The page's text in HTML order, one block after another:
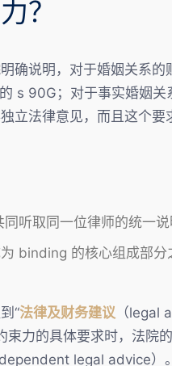
？
确说明，对于婚姻关系
s 90G；对于事实婚姻
立法律意见，而且这个要
听取同一位律师的统一
binding 的核心组成部
“法律及财务建议 （legal
力的具体要求时，法院
legal advice）